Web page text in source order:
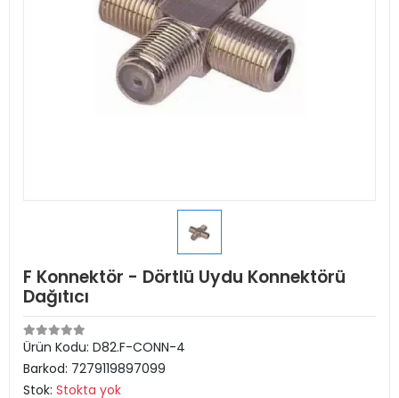
F Konnektör - Dörtlü Uydu Konnektörü
Dağıtıcı
Ürün Kodu: D82.F-CONN-4
Barkod: 7279119897099
Stok: Stokta yok